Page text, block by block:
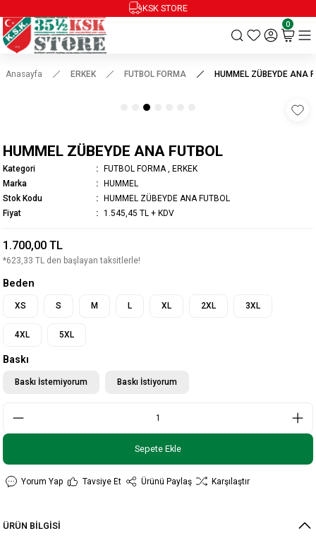
KSK STORE
0
Anasayfa ERKEK FUTBOL FORMA HUMMEL ZÜBEYDE ANA
HUMMEL ZÜBEYDE ANA FUTBOL
Kategori FUTBOL FORMA
ERKEK
Marka
HUMMEL
Stok Kodu
HUMMEL ZÜBEYDE ANA FUTBOL
Fiyat
1.545,45 TL + KDV
1.700,00 TL
*623,33 TL den başlayan taksitlerle!
Beden
XS S M L XL 2XL 3XL
4XL 5XL
Baskı
Baskı İstemiyorum Baskı İstiyorum
Sepete Ekle
Yorum Yap Tavsiye Et Ürünü Paylaş Karşılaştır
ÜRÜN BİLGİSİ